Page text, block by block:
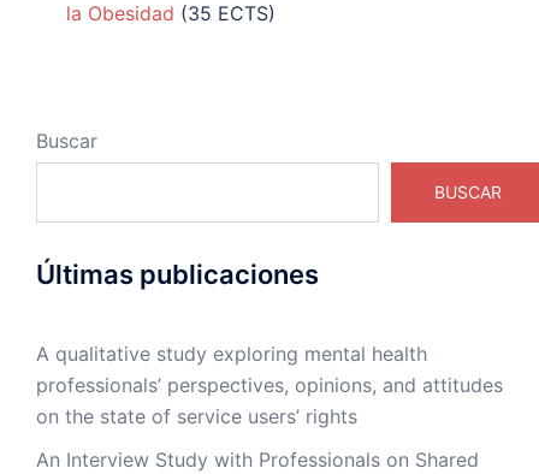
la Obesidad (35 ECTS)
Buscar
BUSCAR
Últimas publicaciones
A qualitative study exploring mental health
professionals’ perspectives, opinions, and attitudes
on the state of service users’ rights
An Interview Study with Professionals on Shared